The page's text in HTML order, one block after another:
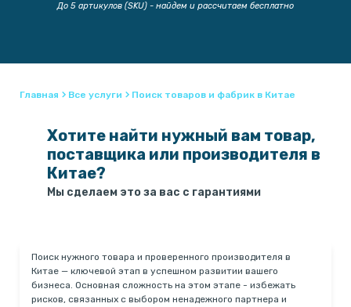
До 5 артикулов (SKU) - найдем и рассчитаем бесплатно
Хотите найти нужный вам товар,
поставщика или производителя в
Китае?
Мы сделаем это за вас с гарантиями
Поиск нужного товара и проверенного производителя в
Китае — ключевой этап в успешном развитии вашего
бизнеса. Основная сложность на этом этапе - избежать
рисков, связанных с выбором ненадежного партнера и
Главная Все услуги Поиск товаров и фабрик в Китае